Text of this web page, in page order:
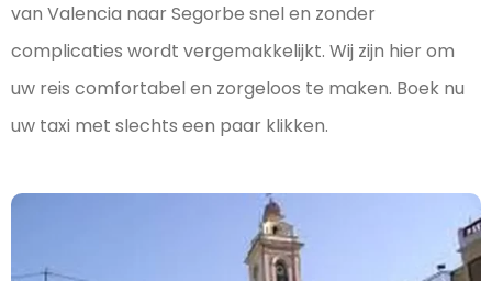
van Valencia naar Segorbe snel en zonder
complicaties wordt vergemakkelijkt. Wij zijn hier om
uw reis comfortabel en zorgeloos te maken. Boek nu
uw taxi met slechts een paar klikken.